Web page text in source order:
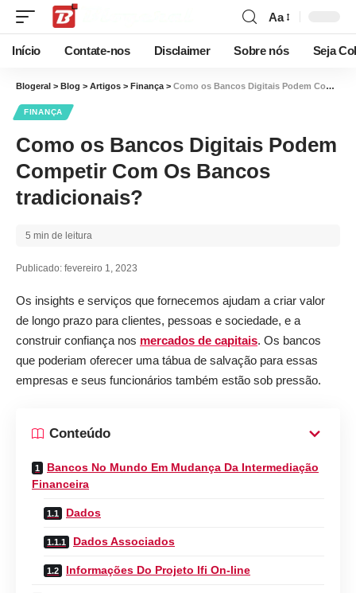
Aa
Início Contate-nos Disclaimer Sobre nós Seja
Blogeral > Blog > Artigos > Finança > Como os Bancos Digitais Podem Competir Com Os Bancos tradicionais?
FINANÇA
Como os Bancos Digitais Podem
Competir Com Os Bancos
tradicionais?
Publicado: fevereiro 1, 2023
5 min de leitura
Os insights e serviços que fornecemos ajudam a criar valor
de longo prazo para clientes, pessoas e sociedade, e a
construir confiança nos mercados de capitais. Os bancos
que poderiam oferecer uma tábua de salvação para essas
empresas e seus funcionários também estão sob pressão.
Conteúdo
Bancos No Mundo Em Mudança Da Intermediação
Financeira
Dados
Dados Associados
Informações Do Projeto Ifi On-line